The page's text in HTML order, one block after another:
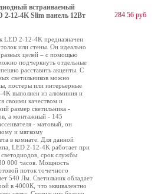
встраиваемый
2-12-4K Slim панель 12Вт
LED 2-12-4K предназначен
или стены. Он идеально
целей – с помощью
подчеркнуть отдельные
расставить акценты. С
светильников можно
постеры или интерьерные
выполнен из алюминия и
своими качеством и
размер светильника -
а монтажный - 145
- матовый, он
и мягкому
в комнате. Для данной
LED 2-12-4K работает при
срок службы
000 часов. Мощность
поток точечного
540 Лм. Светильник обладает
в 4000К, что эквивалентно
284.56 руб